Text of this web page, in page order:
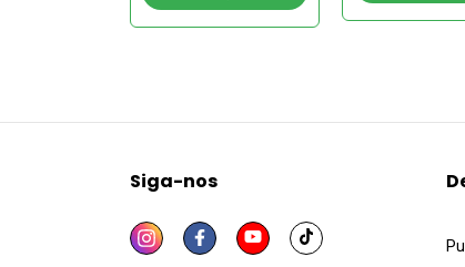
Siga-nos